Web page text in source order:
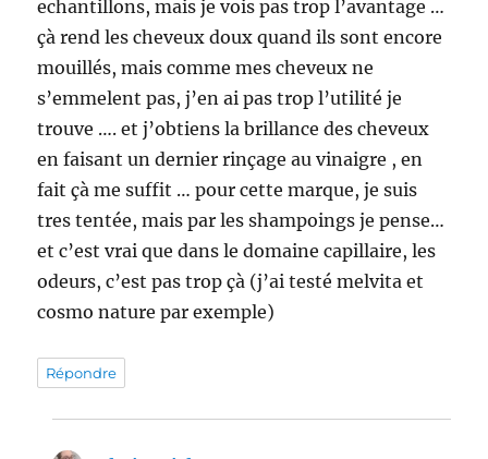
echantillons, mais je vois pas trop l’avantage …
çà rend les cheveux doux quand ils sont encore
mouillés, mais comme mes cheveux ne
s’emmelent pas, j’en ai pas trop l’utilité je
trouve …. et j’obtiens la brillance des cheveux
en faisant un dernier rinçage au vinaigre , en
fait çà me suffit … pour cette marque, je suis
tres tentée, mais par les shampoings je pense…
et c’est vrai que dans le domaine capillaire, les
odeurs, c’est pas trop çà (j’ai testé melvita et
cosmo nature par exemple)
Répondre